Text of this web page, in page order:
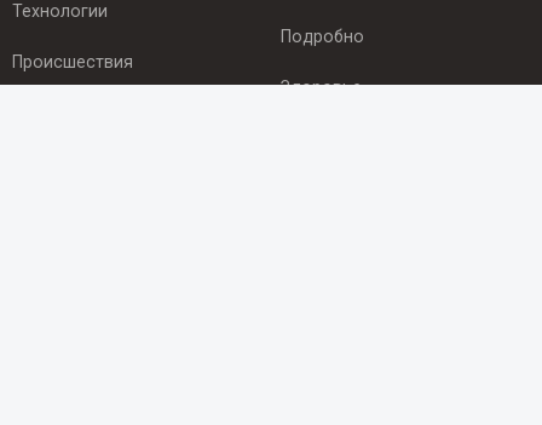
Технологии
Происшествия
Подробно
Здоровье